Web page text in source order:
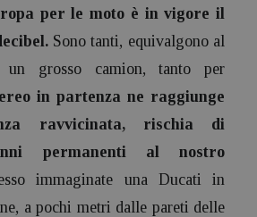
per le moto è in vigore il
Sono tanti, equivalgono al
grosso camion, tanto per
in partenza ne raggiunge
ravvicinata, rischia di
permanenti al nostro
immaginate una Ducati in
a pochi metri dalle pareti delle